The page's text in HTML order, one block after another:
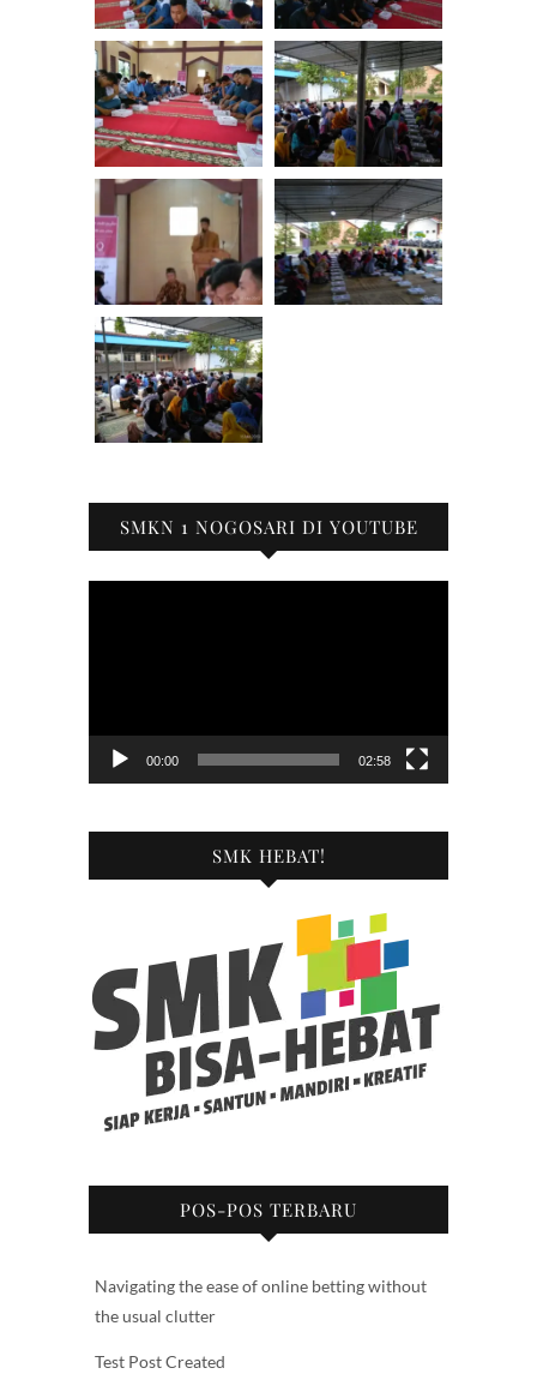
SMKN 1 NOGOSARI DI YOUTUBE
00:00 02:58
SMK HEBAT!
POS-POS TERBARU
Navigating the ease of online betting without
the usual clutter
Test Post Created